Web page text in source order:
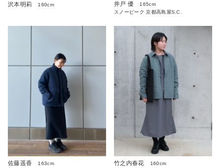
沢本明莉 160cm 井戸 優
165cm
スノーピーク 京都高島屋S.C.
佐藤遥香
163cm
竹之内春花
160cm